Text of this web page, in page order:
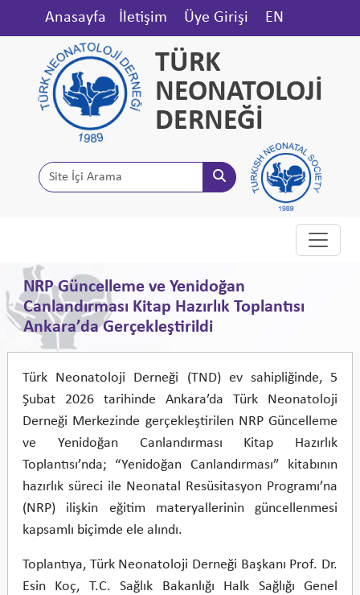
Anasayfa İletişim Üye Girişi EN
TÜRK
NEONATOLOJİ
DERNEĞİ
NRP Güncelleme ve Yenidoğan
Canlandırması Kitap Hazırlık Toplantısı
Ankara’da Gerçekleştirildi
Türk Neonatoloji Derneği (TND) ev sahipliğinde, 5
Şubat 2026 tarihinde Ankara’da Türk Neonatoloji
Derneği Merkezinde gerçekleştirilen NRP Güncelleme
ve Yenidoğan Canlandırması Kitap Hazırlık
Toplantısı’nda; “Yenidoğan Canlandırması” kitabının
hazırlık süreci ile Neonatal Resüsitasyon Programı’na
(NRP) ilişkin eğitim materyallerinin güncellenmesi
kapsamlı biçimde ele alındı.
Toplantıya, Türk Neonatoloji Derneği Başkanı Prof. Dr.
Esin Koç, T.C. Sağlık Bakanlığı Halk Sağlığı Genel